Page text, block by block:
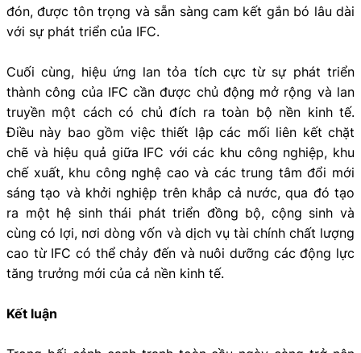
đón, được tôn trọng và sẵn sàng cam kết gắn bó lâu dài
với sự phát triển của IFC.
Cuối cùng, hiệu ứng lan tỏa tích cực từ sự phát triển
thành công của IFC cần được chủ động mở rộng và lan
truyền một cách có chủ đích ra toàn bộ nền kinh tế.
Điều này bao gồm việc thiết lập các mối liên kết chặt
chẽ và hiệu quả giữa IFC với các khu công nghiệp, khu
chế xuất, khu công nghệ cao và các trung tâm đổi mới
sáng tạo và khởi nghiệp trên khắp cả nước, qua đó tạo
ra một hệ sinh thái phát triển đồng bộ, cộng sinh và
cùng có lợi, nơi dòng vốn và dịch vụ tài chính chất lượng
cao từ IFC có thể chảy đến và nuôi dưỡng các động lực
tăng trưởng mới của cả nền kinh tế.
Kết luận